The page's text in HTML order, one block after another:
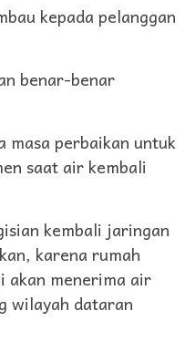
kepada pelanggan
benar-benar
masa perbaikan untuk
saat air kembali
kembali jaringan
karena rumah
akan menerima air
wilayah dataran